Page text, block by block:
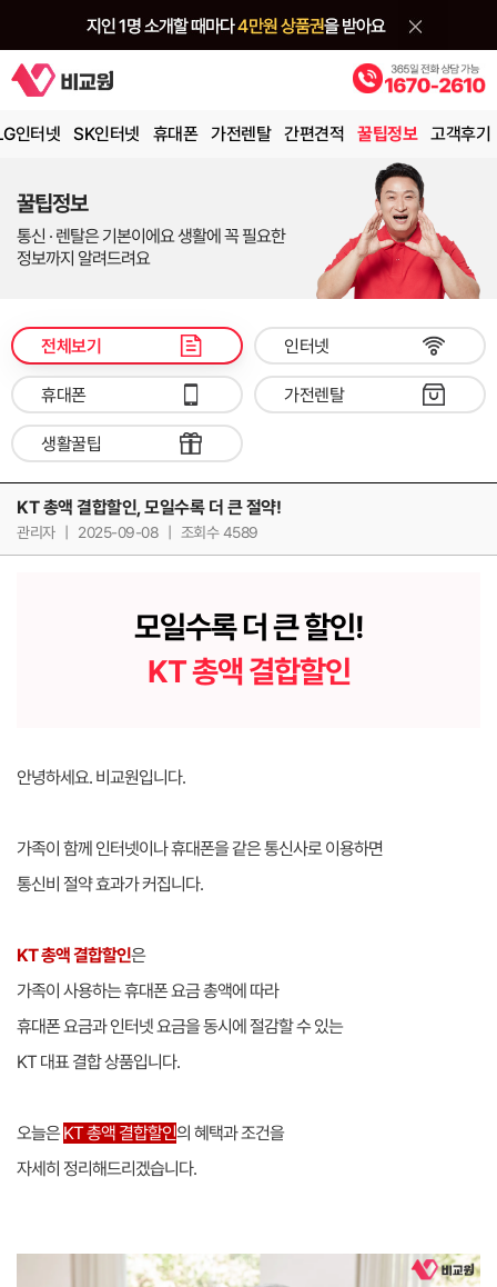
인터넷 SK인터넷 휴대폰 가전렌탈 간편견적 꿀팁정보 고객후기
꿀팁정보
통신 · 렌탈은 기본이에요 생활에 꼭 필요한
정보까지 알려드려요
전체보기 인터넷
휴대폰 가전렌탈
생활꿀팁
KT 총액 결합할인, 모일수록 더 큰 절약!
관리자 2025-09-08 조회수 4589
모일수록 더 큰 할인!
KT 총액 결합할인
안녕하세요. 비교원입니다.
가족이 함께 인터넷이나 휴대폰을 같은 통신사로 이용하면
통신비 절약 효과가 커집니다.
KT 총액 결합할인은
가족이 사용하는 휴대폰 요금 총액에 따라
휴대폰 요금과 인터넷 요금을 동시에 절감할 수 있는
KT 대표 결합 상품입니다.
오늘은KT 총액 결합할인의 혜택과 조건을
자세히 정리해드리겠습니다.